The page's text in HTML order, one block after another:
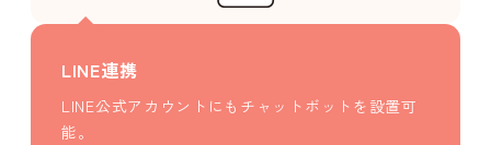
LINE連携
LINE公式アカウントにもチャットボットを設置可
能。